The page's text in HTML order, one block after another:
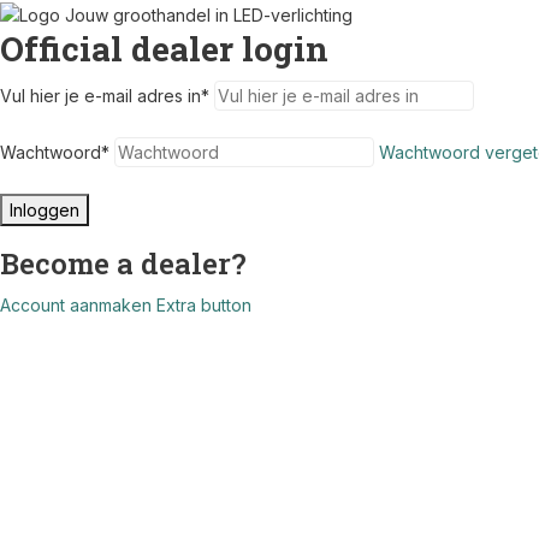
Official dealer login
Vul hier je e-mail adres in*
Wachtwoord* Wachtwoord
Inloggen
Become a dealer?
Account aanmaken Extra button